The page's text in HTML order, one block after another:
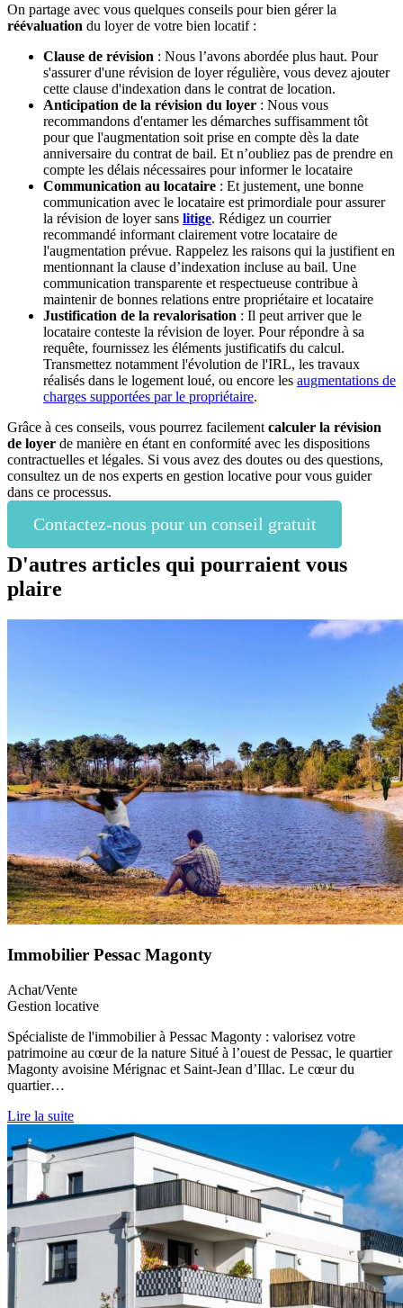
On partage avec vous quelques conseils pour bien gérer la
réévaluation du loyer de votre bien locatif :
Clause de révision : Nous l’avons abordée plus haut. Pour
s'assurer d'une révision de loyer régulière, vous devez ajouter
cette clause d'indexation dans le contrat de location.
Anticipation de la révision du loyer : Nous vous
recommandons d'entamer les démarches suffisamment tôt
pour que l'augmentation soit prise en compte dès la date
anniversaire du contrat de bail. Et n’oubliez pas de prendre en
compte les délais nécessaires pour informer le locataire
Communication au locataire : Et justement, une bonne
communication avec le locataire est primordiale pour assurer
la révision de loyer sans litige. Rédigez un courrier
recommandé informant clairement votre locataire de
l'augmentation prévue. Rappelez les raisons qui la justifient en
mentionnant la clause d’indexation incluse au bail. Une
communication transparente et respectueuse contribue à
maintenir de bonnes relations entre propriétaire et locataire
Justification de la revalorisation : Il peut arriver que le
locataire conteste la révision de loyer. Pour répondre à sa
requête, fournissez les éléments justificatifs du calcul.
Transmettez notamment l'évolution de l'IRL, les travaux
réalisés dans le logement loué, ou encore les augmentations de
charges supportées par le propriétaire.
Grâce à ces conseils, vous pourrez facilement calculer la révision
de loyer de manière en étant en conformité avec les dispositions
contractuelles et légales. Si vous avez des doutes ou des questions,
consultez un de nos experts en gestion locative pour vous guider
dans ce processus.
Contactez-nous pour un conseil gratuit
D'autres articles qui pourraient vous
plaire
Immobilier Pessac Magonty
Achat/Vente
Gestion locative
Spécialiste de l'immobilier à Pessac Magonty : valorisez votre
patrimoine au cœur de la nature Situé à l’ouest de Pessac, le quartier
Magonty avoisine Mérignac et Saint-Jean d’Illac. Le cœur du
quartier…
Lire la suite